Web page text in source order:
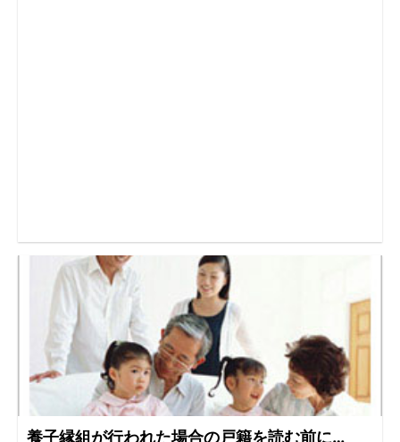
養子縁組が行われた場合の戸籍を読む前に…